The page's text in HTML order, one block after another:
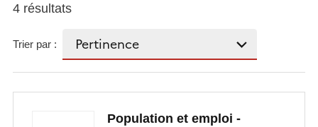
4 résultats
Trier par :
Population et emploi -